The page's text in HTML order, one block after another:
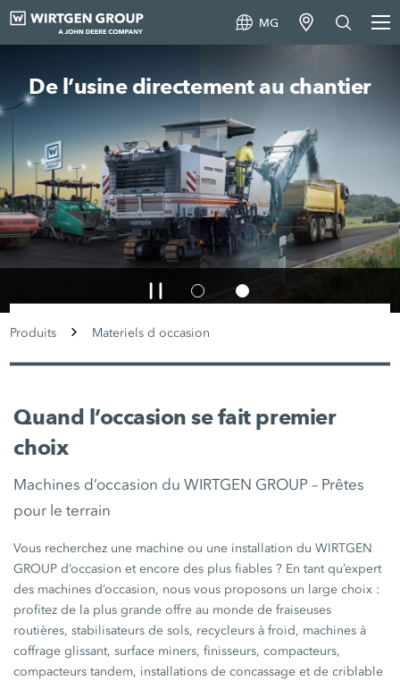
MG
De l’usine directement au chantier
Produits Materiels d occasion
Quand l’occasion se fait premier
choix
Machines d’occasion du WIRTGEN GROUP – Prêtes
pour le terrain
Vous recherchez une machine ou une installation du WIRTGEN
GROUP d’occasion et encore des plus fiables ? En tant qu’expert
des machines d’occasion, nous vous proposons un large choix :
profitez de la plus grande offre au monde de fraiseuses
routières, stabilisateurs de sols, recycleurs à froid, machines à
coffrage glissant, surface miners, finisseurs, compacteurs,
compacteurs tandem, installations de concassage et de criblable